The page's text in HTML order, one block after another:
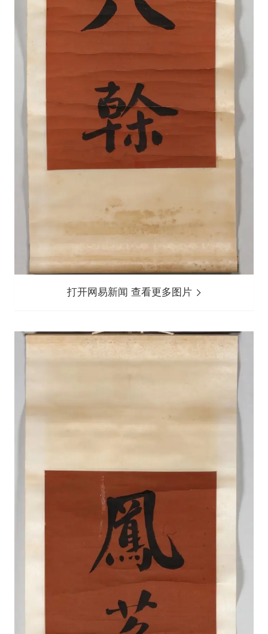
打开网易新闻 查看更多图片